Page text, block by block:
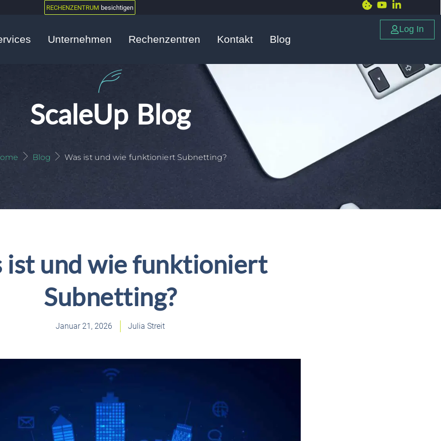
RECHENZENTRUM besichtigen
Unternehmen Rechenzentren Kontakt Blog
Log In
ScaleUp Blog
Blog Was ist und wie funktioniert Subnetting?
ist und wie funktioniert
Subnetting?
Januar 21, 2026 Julia Streit